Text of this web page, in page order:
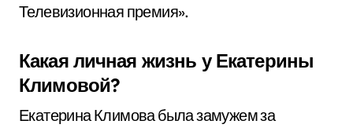
Телевизионная премия».
Какая личная жизнь у Екатерины
Климовой?
Екатерина Климова была замужем за